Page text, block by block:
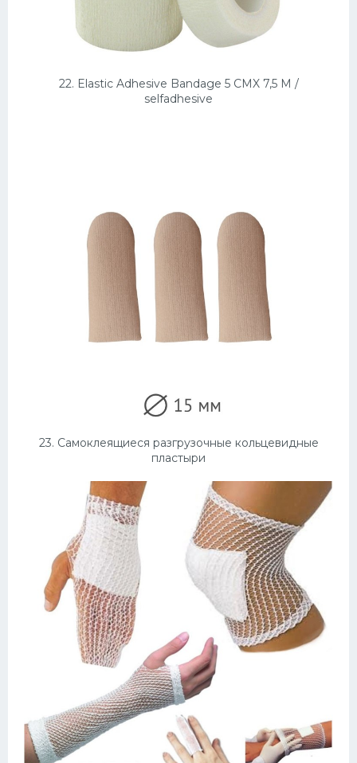
22. Elastic Adhesive Bandage 5 CMX 7,5 M /
selfadhesive
23. Самоклеящиеся разгрузочные кольцевидные
пластыри